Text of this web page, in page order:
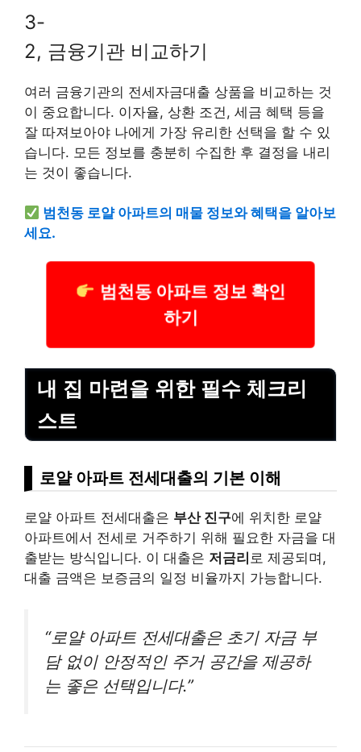
3-
2, 금융기관 비교하기
여러 금융기관의 전세자금대출 상품을 비교하는 것
이 중요합니다. 이자율, 상환 조건, 세금 혜택 등을
잘 따져보아야 나에게 가장 유리한 선택을 할 수 있
습니다. 모든 정보를 충분히 수집한 후 결정을 내리
는 것이 좋습니다.
범천동 로얄 아파트의 매물 정보와 혜택을 알아보
세요.
범천동 아파트 정보 확인
하기
내 집 마련을 위한 필수 체크리
스트
로얄 아파트 전세대출의 기본 이해
로얄 아파트 전세대출은 부산 진구에 위치한 로얄
아파트에서 전세로 거주하기 위해 필요한 자금을 대
출받는 방식입니다. 이 대출은 저금리 로 제공되며,
대출 금액은 보증금의 일정 비율까지 가능합니다.
“로얄 아파트 전세대출은 초기 자금 부
담 없이 안정적인 주거 공간을 제공하
는 좋은 선택입니다.”